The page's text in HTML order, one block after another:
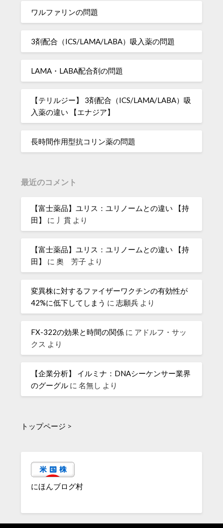
ワルファリンの問題
3剤配合（ICS/LAMA/LABA）吸入薬の問題
LAMA・LABA配合剤の問題
【テリルジー】 3剤配合（ICS/LAMA/LABA）吸
入薬の違い 【エナジア】
長時間作用型抗コリン薬の問題
最近のコメント
【富士薬品】ユリス：ユリノームとの違い 【持
田】
に 丿貫 より
【富士薬品】ユリス：ユリノームとの違い 【持
田】
に奧 芳子 より
変異株に対するファイザーワクチンの有効性が
42%に低下してしまう に志願兵 より
FX-322の効果と時間の関係 に アドルフ・サッ
クス より
【企業分析】 イルミナ：DNAシーケンサー業界
のグーグル に名無し より
トップページ >
にほんブログ村